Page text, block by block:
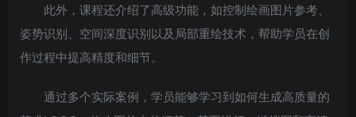
此外，课程还介绍了高级功能，如控制绘画图片参考、
姿势识别、空间深度识别以及局部重绘技术，帮助学员在创
作过程中提高精度和细节。
通过多个实际案例，学员能够学习到如何生成高质量的